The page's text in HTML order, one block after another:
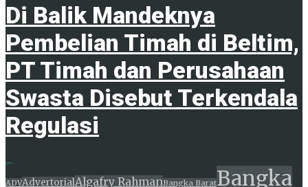
Di Balik Mandeknya
Pembelian Timah di Beltim,
PT Timah dan Perusahaan
Swasta Disebut Terkendala
Regulasi
ADVAdvertorialAlgafry RahmanBangka BaratBangka